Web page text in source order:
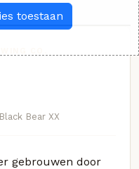
Black Bear XX
gebrouwen door
toestaan